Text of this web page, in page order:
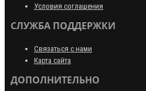
Условия соглашения
СЛУЖБА ПОДДЕРЖКИ
Связаться с нами
Карта сайта
ДОПОЛНИТЕЛЬНО